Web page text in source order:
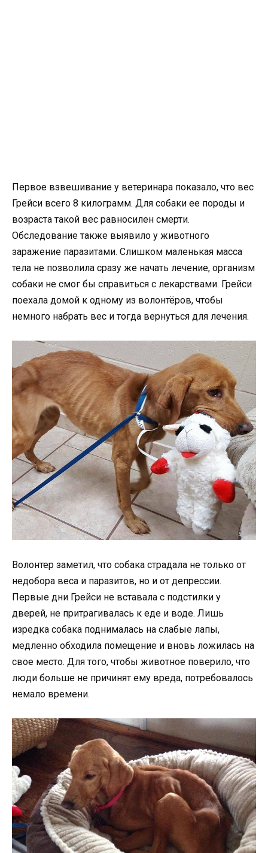
Первое взвешивание у ветеринара показало, что вес
Грейси всего 8 килограмм. Для собаки ее породы и
возраста такой вес равносилен смерти.
Обследование также выявило у животного
заражение паразитами. Слишком маленькая масса
тела не позволила сразу же начать лечение, организм
собаки не смог бы справиться с лекарствами. Грейси
поехала домой к одному из волонтёров, чтобы
немного набрать вес и тогда вернуться для лечения.
Волонтер заметил, что собака страдала не только от
недобора веса и паразитов, но и от депрессии.
Первые дни Грейси не вставала с подстилки у
дверей, не притрагивалась к еде и воде. Лишь
изредка собака поднималась на слабые лапы,
медленно обходила помещение и вновь ложилась на
свое место. Для того, чтобы животное поверило, что
люди больше не причинят ему вреда, потребовалось
немало времени.